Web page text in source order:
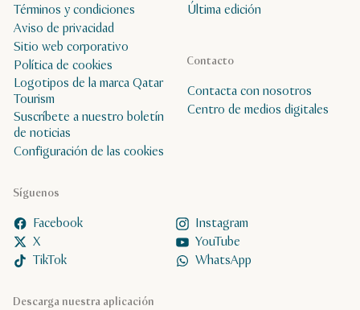
Descarga nuestra aplicación
Última edición
Síguenos
Facebook
Instagram
X
YouTube
TikTok
WhatsApp
Contacto
Contacta con nosotros
Centro de medios digitales
Términos y condiciones
Aviso de privacidad
Sitio web corporativo
Política de cookies
Logotipos de la marca Qatar
Tourism
Suscríbete a nuestro boletín
de noticias
Configuración de las cookies